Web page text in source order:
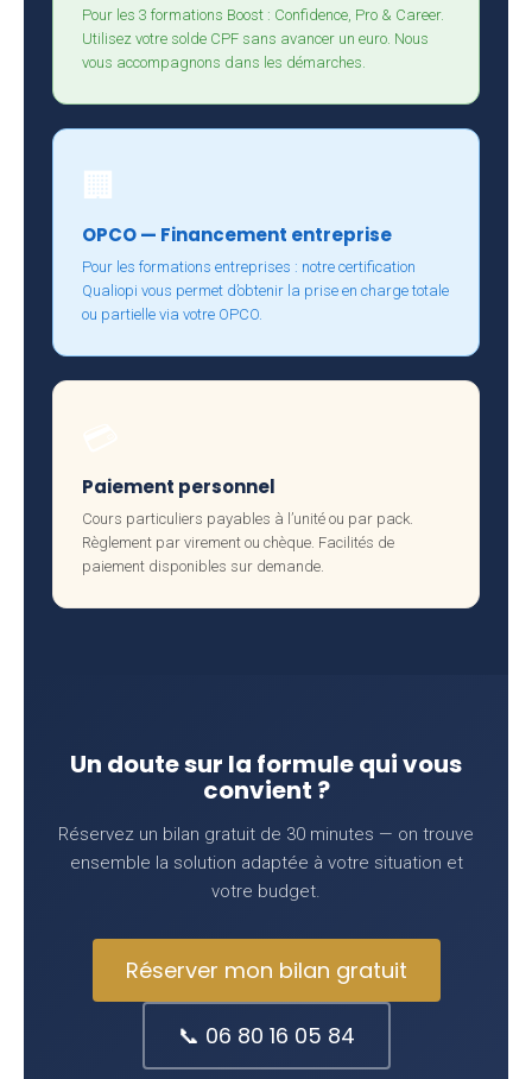
Pour les 3 formations Boost : Confidence, Pro & Career.
Utilisez votre solde CPF sans avancer un euro. Nous
vous accompagnons dans les démarches.
🏢
OPCO — Financement entreprise
Pour les formations entreprises : notre certification
Qualiopi vous permet d’obtenir la prise en charge totale
ou partielle via votre OPCO.
Paiement personnel
Cours particuliers payables à l’unité ou par pack.
Règlement par virement ou chèque. Facilités de
paiement disponibles sur demande.
Un doute sur la formule qui vous
convient ?
Réservez un bilan gratuit de 30 minutes — on trouve
ensemble la solution adaptée à votre situation et
votre budget.
Réserver mon bilan gratuit
📞 06 80 16 05 84